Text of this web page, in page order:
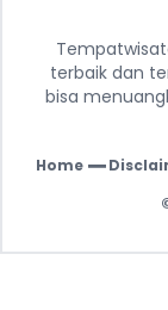
terbaik dan
bisa
Home|